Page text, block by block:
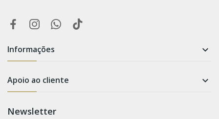
Informações 
Apoio ao cliente 
Newsletter